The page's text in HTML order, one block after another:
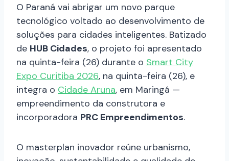
O Paraná vai abrigar um novo parque
tecnológico voltado ao desenvolvimento de
soluções para cidades inteligentes. Batizado
de HUB Cidades, o projeto foi apresentado
na quinta-feira (26) durante o Smart City
Expo Curitiba 2026, na quinta-feira (26), e
integra o Cidade Aruna, em Maringá —
empreendimento da construtora e
incorporadora PRC Empreendimentos.
O masterplan inovador reúne urbanismo,